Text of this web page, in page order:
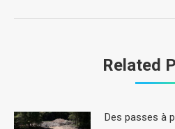
Related
Des passes à